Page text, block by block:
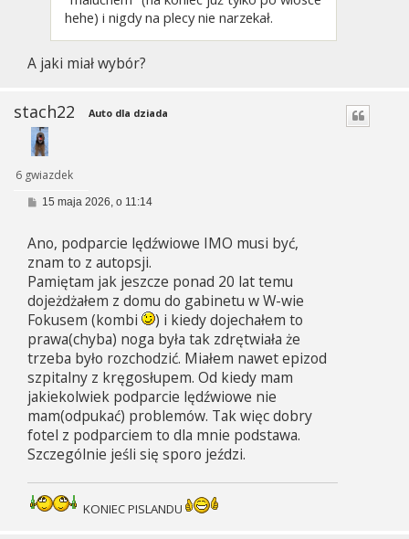
hehe) i nigdy na plecy nie narzekał.
A jaki miał wybór?
stach22
6 gwiazdek
Auto dla dziada
P
t
15 maja 2026, o 11:14
Ano, podparcie lędźwiowe IMO musi być,
znam to z autopsji.
Pamiętam jak jeszcze ponad 20 lat temu
dojeżdżałem z domu do gabinetu w W-wie
Fokusem (kombi
) i kiedy dojechałem to
prawa(chyba) noga była tak zdrętwiała że
trzeba było rozchodzić. Miałem nawet epizod
szpitalny z kręgosłupem. Od kiedy mam
jakiekolwiek podparcie lędźwiowe nie
mam(odpukać) problemów. Tak więc dobry
fotel z podparciem to dla mnie podstawa.
Szczególnie jeśli się sporo jeździ.
KONIEC PISLANDU